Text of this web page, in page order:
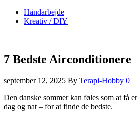
Håndarbejde
Kreativ / DIY
7 Bedste Airconditionere
september 12, 2025 By Terapi-Hobby 0
Den danske sommer kan føles som at få
dag og nat – for at finde de bedste.